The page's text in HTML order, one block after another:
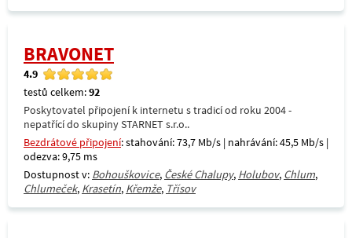
BRAVONET
4.9
testů celkem:92
Poskytovatel připojení k internetu s tradicí od roku 2004 -
nepatřící do skupiny STARNET s.r.o..
Bezdrátové připojení: stahování: 73,7 Mb/s | nahrávání: 45,5 Mb/s |
odezva: 9,75 ms
Dostupnost v: Bohouškovice, České Chalupy, Holubov, Chlum,
Chlumeček, Krasetín, Křemže, Třísov